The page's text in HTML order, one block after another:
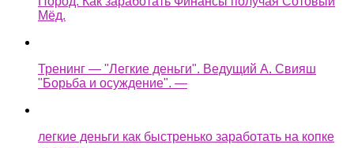
Мёд.
Тренинг — "Легкие деньги". Ведущий А. Свияш
"Борьба и осуждение". —
легкие деньги как быстренько заработать на копке